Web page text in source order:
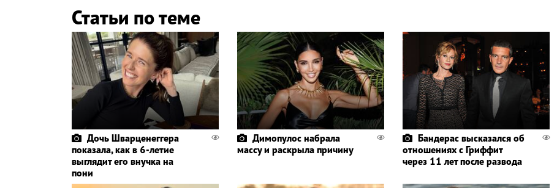
Статьи по теме
Дочь Шварценеггера
показала, как в 6-летие
выглядит его внучка на
пони
Димопулос набрала
массу и раскрыла причину
Бандерас высказался об
отношениях с Гриффит
через 11 лет после развода